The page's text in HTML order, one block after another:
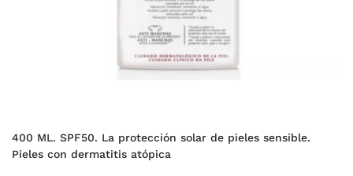
400 ML. SPF50. La protección solar de pieles sensible.
Pieles con dermatitis atópica